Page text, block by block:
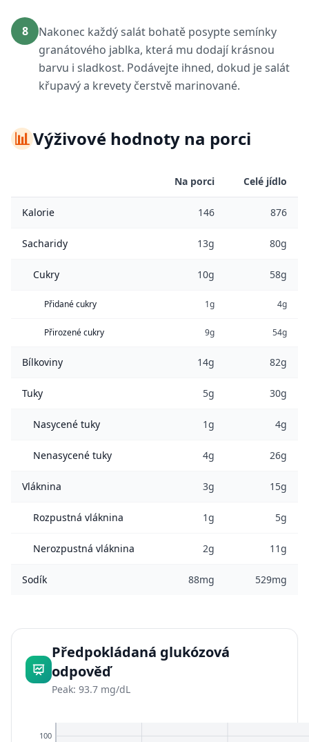
8
Nakonec každý salát bohatě posypte semínky
granátového jablka, která mu dodají krásnou
barvu i sladkost. Podávejte ihned, dokud je salát
křupavý a krevety čerstvě marinované.
📊Výživové hodnoty na porci
Na porci Celé jídlo
Kalorie 146 876
Sacharidy 13g 80g
Cukry 10g 58g
Přidané cukry 1g 4g
Přirozené cukry 9g 54g
Bílkoviny 14g 82g
Tuky 5g 30g
Nasycené tuky 1g 4g
Nenasycené tuky 4g 26g
Vláknina 3g 15g
Rozpustná vláknina 1g 5g
Nerozpustná vláknina 2g 11g
Sodík 88mg 529mg
Předpokládaná glukózová
odpověď
Peak: 93.7 mg/dL
100